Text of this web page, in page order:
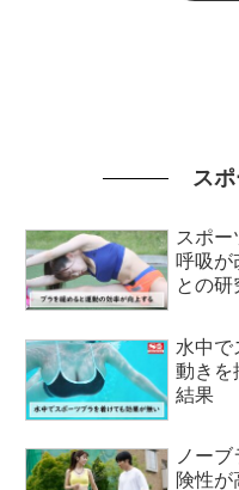
ス
スポー
呼吸が
との研
水中で
動きを
結果
ノー
険性が